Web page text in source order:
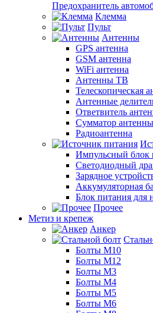
Предохранитель
Клемма
Пульт
Антенны
GPS антенна
GSM антенна
WiFi антенна
Антенны ТВ
Телескопическая
Антенные
Ответвитель
Сумматор
Радиоантенна
Импульсный блок
Светодиодный
Зарядное
Аккумуляторная
Блок питания для
Прочее
Метиз и крепеж
Анкер
Болты М10
Болты М12
Болты М3
Болты М4
Болты М5
Болты М6